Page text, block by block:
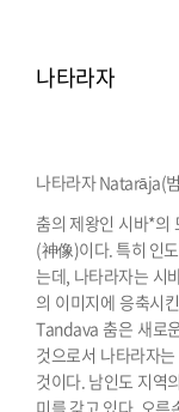
나타라자
나타라자 Natarāja(
춤의 제왕인 시바*의
(神像)이다. 특히 인
는데, 나타라자는 시
의 이미지에 응축시
Tandava 춤은 새로
것으로서 나타라자
것이다. 남인도 지역